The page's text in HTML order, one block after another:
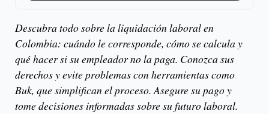
Descubra todo sobre la liquidación laboral en
Colombia: cuándo le corresponde, cómo se calcula y
qué hacer si su empleador no la paga. Conozca sus
derechos y evite problemas con herramientas como
Buk, que simplifican el proceso. Asegure su pago y
tome decisiones informadas sobre su futuro laboral.